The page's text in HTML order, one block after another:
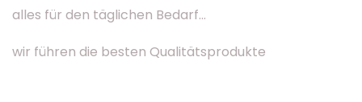
alles für den täglichen Bedarf...
wir führen die besten Qualitätsprodukte